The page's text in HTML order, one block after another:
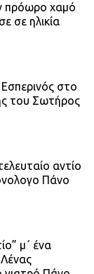
πρόωρο χαμό
σε ηλικία
στο
του Σωτήρος
αντίο
Πάνο
μ΄ ένα